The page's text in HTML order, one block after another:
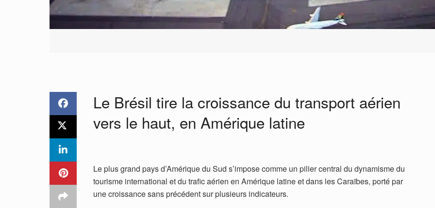
Le Brésil tire la croissance du transport aérien
vers le haut, en Amérique latine
Le plus grand pays d’Amérique du Sud s’impose comme un pilier central du dynamisme du
tourisme international et du trafic aérien en Amérique latine et dans les Caraïbes, porté par
une croissance sans précédent sur plusieurs indicateurs.